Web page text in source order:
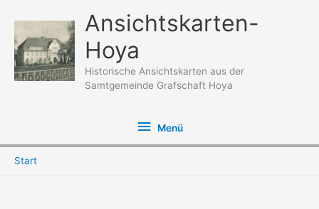
springen
Ansichtskarten-
Hoya
Historische Ansichtskarten aus der
Samtgemeinde Grafschaft Hoya
Menü
Menü
Start